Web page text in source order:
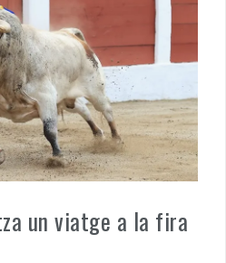
un viatge a la fira